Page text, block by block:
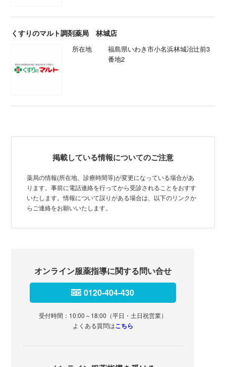
くすりのマルト調剤薬局 林城店
所在地
福島県いわき市小名浜林城冶辻前3
番地2
掲載している情報についてのご注意
薬局の情報(所在地、診療時間等)が変更になっている場合があ
ります。事前に電話連絡を行ってから受診されることをおすす
いたします。情報について誤りがある場合は、以下のリンクか
らご連絡をお願いいたします。
オンライン服薬指導に関する問い合せ
0120-404-430
受付時間：10:00～18:00（平日・土日祝営業）
よくある質問はこちら